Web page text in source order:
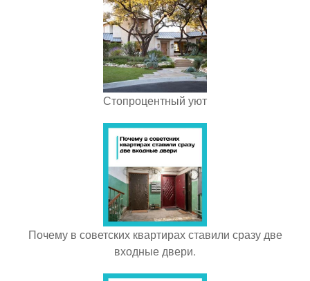
Стопроцентный уют
Почему в советских квартирах ставили сразу две
входные двери.